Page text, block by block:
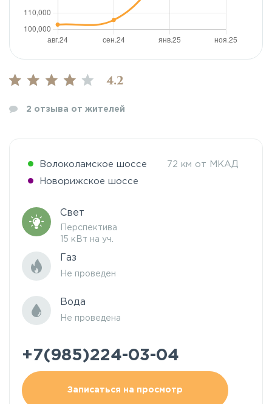
4.2
2 отзыва от жителей
Волоколамское шоссе 72 км от МКАД
Новорижское шоссе
Свет
Перспектива
15 кВт на уч.
Газ
Не проведен
Вода
Не проведена
+7(985)224-03-04
Записаться на просмотр